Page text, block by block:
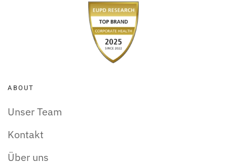
ABOUT
Unser Team
Kontakt
Über uns